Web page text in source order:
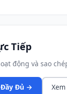
Tiếp
động và sao
Đủ →